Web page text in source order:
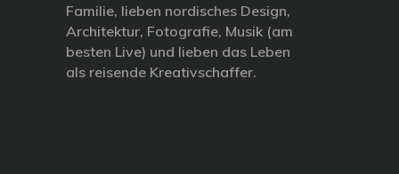
Familie, lieben nordisches Design,
Architektur, Fotografie, Musik (am
besten Live) und lieben das Leben
als reisende Kreativschaffer.